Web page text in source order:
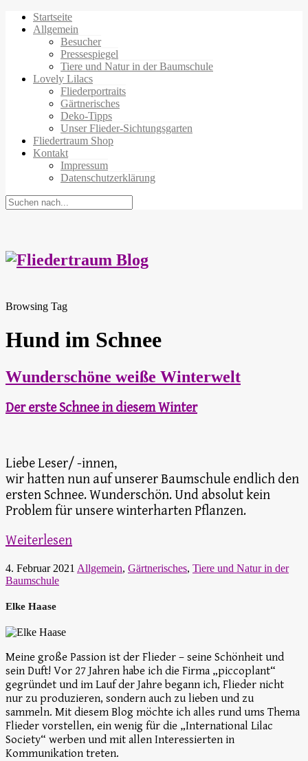
Startseite
Allgemein
Besucher
Pressespiegel
Tiere und Natur in der Baumschule
Lovely Lilacs
Fliederportraits
Gärtnerisches
Deko-Tipps
Unser Flieder-Sichtungsgarten
Fliedertraum Shop
Kontakt
Impressum
Datenschutzerklärung
Browsing Tag
Hund im Schnee
Wunderschöne weiße Winterwelt
Der erste Schnee in diesem Winter
Liebe Leser/ -innen,
wir hatten nun auf unserer Baumschule endlich den
ersten Schnee. Wunderschön. Und absolut kein
Problem für unsere winterharten Pflanzen.
Weiterlesen
4. Februar 2021 Allgemein, Gärtnerisches, Tiere und Natur in der
Baumschule
Elke Haase
Meine große Passion ist der Flieder – seine Schönheit und
sein Duft! Vor 27 Jahren habe ich die Firma „piccoplant“
gegründet und im Lauf der Jahre begann ich, Flieder nicht
nur zu produzieren, sondern auch zu lieben und zu
sammeln. Mit diesem Blog möchte ich alles rund ums Thema
Flieder vorstellen, ein wenig für die „International Lilac
Society“ werben und mit allen Interessierten in
Kommunikation treten.